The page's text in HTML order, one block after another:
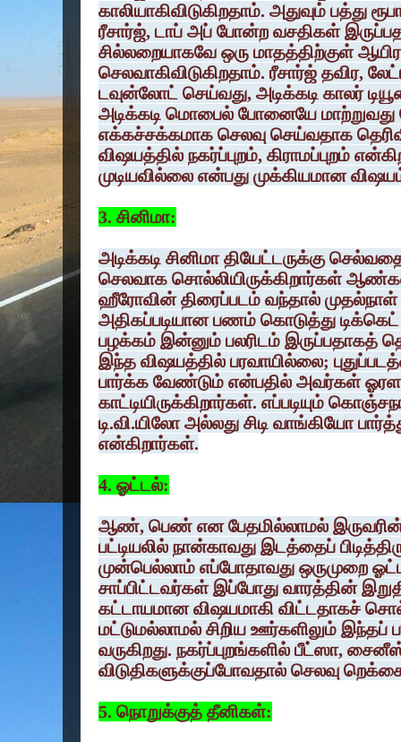
காலியாகிவிடுகிறதாம். அதுவும் பத்து
ரீசார்ஜ், டாப் அப் போன்ற வசதிகள்
சில்லறையாகவே ஒரு மாதத்திற்குள்
செலவாகிவிடுகிறதாம். ரீசார்ஜ் தவிர,
டவுன்லோட் செய்வது, அடிக்கடி காலர்
அடிக்கடி மொபைல் போனையே மாற்றுவது
எக்கச்சக்கமாக செலவு செய்வதாக
விஷயத்தில் நகர்ப்புறம், கிராமப்புறம்
முடியவில்லை என்பது முக்கியமான
3. சினிமா:
அடிக்கடி சினிமா தியேட்டருக்கு
செலவாக சொல்லியிருக்கிறார்கள்
ஹீரோவின் திரைப்படம் வந்தால் முதல்நாள்
அதிகப்படியான பணம் கொடுத்து டிக்கெட்
பழக்கம் இன்னும் பலரிடம் இருப்பதாகத்
இந்த விஷயத்தில் பரவாயில்லை;
பார்க்க வேண்டும் என்பதில் அவர்கள்
காட்டியிருக்கிறார்கள். எப்படியும்
டி.வி.யிலோ அல்லது சிடி வாங்கியோ
என்கிறார்கள்.
4. ஓட்டல்:
ஆண், பெண் என பேதமில்லாமல் இருவரின்
பட்டியலில் நான்காவது இடத்தைப்
முன்பெல்லாம் எப்போதாவது ஒருமுறை
சாப்பிட்டவர்கள் இப்போது வாரத்தின்
கட்டாயமான விஷயமாகி விட்டதாகச்
மட்டுமல்லாமல் சிறிய ஊர்களிலும் இந்தப்
வருகிறது. நகர்ப்புறங்களில் பீட்ஸா,
விடுதிகளுக்குப்போவதால் செலவு றெக்கை
5. நொறுக்குத் தீனிகள்: